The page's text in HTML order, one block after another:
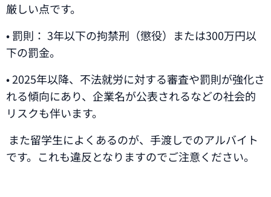
厳しい点です。
• 罰則： 3年以下の拘禁刑（懲役）または300万円以
下の罰金。
• 2025年以降、不法就労に対する審査や罰則が強化さ
れる傾向にあり、企業名が公表されるなどの社会的
リスクも伴います。
また留学生によくあるのが、手渡しでのアルバイト
です。これも違反となりますのでご注意ください。